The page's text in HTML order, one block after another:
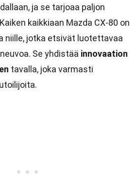
ja se tarjoaa paljon
kaikkiaan Mazda CX-80 on
niille, jotka etsivät luotettavaa
Se yhdistää innovaation
tavalla, joka varmasti